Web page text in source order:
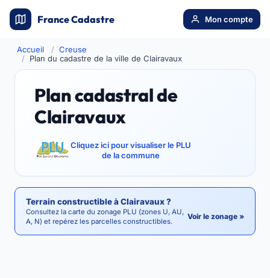
France Cadastre Mon compte
Accueil
Creuse
Plan du cadastre de la ville de Clairavaux
Plan cadastral de
Clairavaux
Cliquez ici pour visualiser le PLU
de la commune
Terrain constructible à Clairavaux ?
Consultez la carte du zonage PLU (zones U, AU,
A, N) et repérez les parcelles constructibles.
Voir le zonage »